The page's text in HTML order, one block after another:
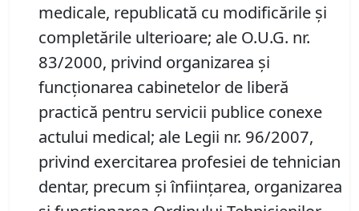
medicale, republicată cu modificările şi
completările ulterioare; ale O.U.G. nr.
83/2000, privind organizarea şi
funcţionarea cabinetelor de liberă
practică pentru servicii publice conexe
actului medical; ale Legii nr. 96/2007,
privind exercitarea profesiei de tehnician
dentar, precum şi înfiinţarea, organizarea